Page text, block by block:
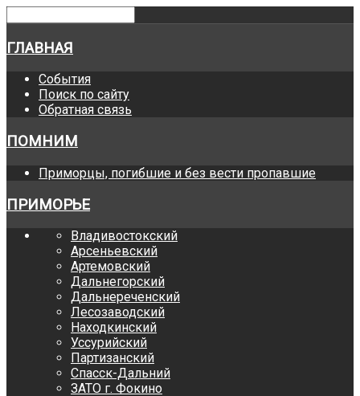
ГЛАВНАЯ
События
Поиск по сайту
Обратная связь
ПОМНИМ
Приморцы, погибшие и без вести пропавшие
ПРИМОРЬЕ
Владивостокский
Арсеньевский
Артемовский
Дальнегорский
Дальнереченский
Лесозаводский
Находкинский
Уссурийский
Партизанский
Спасск-Дальний
ЗАТО г. Фокино